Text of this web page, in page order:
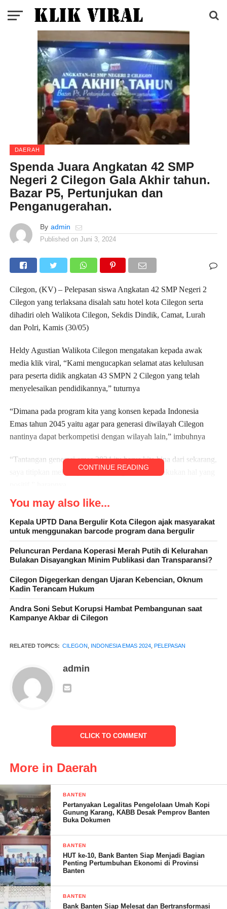
DAERAH
Spenda Juara Angkatan 42 SMP
Negeri 2 Cilegon Gala Akhir tahun.
Bazar P5, Pertunjukan dan
Penganugerahan.
By admin
Published on Juni 3, 2024
Cilegon, (KV) – Pelepasan siswa Angkatan 42 SMP Negeri 2
Cilegon yang terlaksana disalah satu hotel kota Cilegon serta
dihadiri oleh Walikota Cilegon, Sekdis Dindik, Camat, Lurah
dan Polri, Kamis (30/05)
Heldy Agustian Walikota Cilegon mengatakan kepada awak
media klik viral, “Kami mengucapkan selamat atas kelulusan
para peserta didik angkatan 43 SMPN 2 Cilegon yang telah
menyelesaikan pendidikannya,” tuturnya
“Dimana pada program kita yang konsen kepada Indonesia
Emas tahun 2045 yaitu agar para generasi diwilayah Cilegon
nantinya dapat berkompetisi dengan wilayah lain,” imbuhnya
“Tantangan generasi emas 2024 itu harus kita bina dari sekarang,
saya titipkan melalui pesan pesan agar terus melakukan hal yang
Generasi emas Cilegon, kata Heldy, harus menyiapkan diri
dengan cara yang produktif, yaitu dengan mengasah intelektual,
mencari skill kemampuan baru yang bisa berguna dalam profesi,
Cilegon menuturkan,” Rangkaian kegiatan ini pelepasan siswa
ini sampai adanya Bazar P5, pertunjukan dan penganugrahan
dimana sangat diharapkan lulusan dari kita menjadi anak yang
soleh solehah menjadi pemimpin yang amanah serta sukses
dunia akhirat,” tutupnya
Tantowi – RG
Post Views: 13
CONTINUE READING
You may also like...
Kepala UPTD Dana Bergulir Kota Cilegon ajak masyarakat
untuk menggunakan barcode program dana bergulir
Peluncuran Perdana Koperasi Merah Putih di Kelurahan
Bulakan Disayangkan Minim Publikasi dan Transparansi?
Cilegon Digegerkan dengan Ujaran Kebencian, Oknum
Kadin Terancam Hukum
Andra Soni Sebut Korupsi Hambat Pembangunan saat
Kampanye Akbar di Cilegon
RELATED TOPICS: CILEGON INDONESIA EMAS 2024, PELEPASAN
admin
CLICK TO COMMENT
More in Daerah
BANTEN
Pertanyakan Legalitas Pengelolaan Umah Kopi
Gunung Karang, KABB Desak Pemprov Banten
Buka Dokumen
BANTEN
HUT ke-10, Bank Banten Siap Menjadi Bagian
Penting Pertumbuhan Ekonomi di Provinsi
Banten
BANTEN
Bank Banten Siap Melesat dan Bertransformasi